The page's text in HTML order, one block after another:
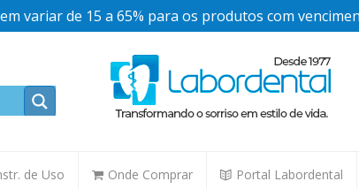
variar de 15 a 65% para os produtos com
de Uso Onde Comprar Portal Labordental